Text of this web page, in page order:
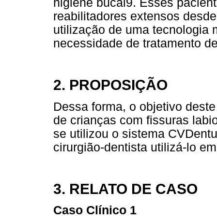
higiene bucal9. Esses
reabilitadores extensos
utilização de uma tecnologia
necessidade de tratamento
2. PROPOSIÇÃO
Dessa forma, o objetivo
de crianças com fissuras
se utilizou o sistema
cirurgião-dentista utilizá-lo
3. RELATO DE CASO
Caso Clínico 1